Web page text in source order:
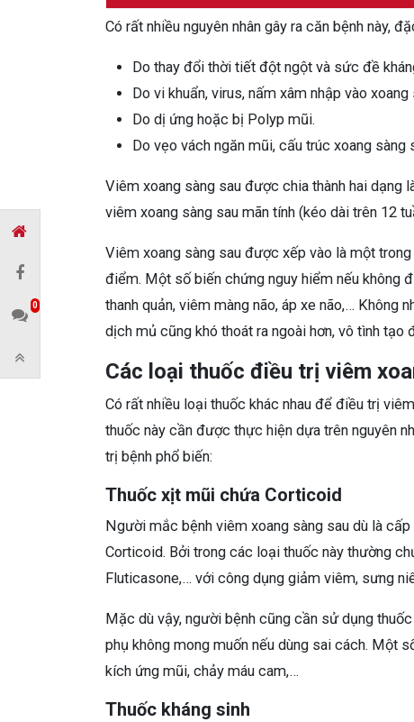
Có rất nhiều nguyên nhân gây ra căn bệnh này,
Do thay đổi thời tiết đột ngột và sức đề
Do vi khuẩn, virus, nấm xâm nhập vào
Do dị ứng hoặc bị Polyp mũi.
Do vẹo vách ngăn mũi, cấu trúc xoang sàng
Viêm xoang sàng sau được chia thành hai dạng
viêm xoang sàng sau mãn tính (kéo dài trên 12
Viêm xoang sàng sau được xếp vào là một
điểm. Một số biến chứng nguy hiểm nếu không
thanh quản, viêm màng não, áp xe não,… Không
dịch mủ cũng khó thoát ra ngoài hơn, vô tình
Các loại thuốc điều trị viêm
Có rất nhiều loại thuốc khác nhau để điều trị
thuốc này cần được thực hiện dựa trên nguyên
trị bệnh phổ biến:
Thuốc xịt mũi chứa Corticoid
Người mắc bệnh viêm xoang sàng sau dù là
Corticoid. Bởi trong các loại thuốc này thường
Fluticasone,… với công dụng giảm viêm, sưng
Mặc dù vậy, người bệnh cũng cần sử dụng
phụ không mong muốn nếu dùng sai cách. Một
kích ứng mũi, chảy máu cam,…
Thuốc kháng sinh
0